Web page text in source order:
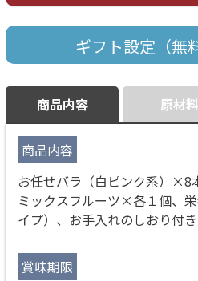
ギフト設定（無
商品内容
商品内容
お任せバラ（白ピンク系）×8
ミックスフルーツ×各１個、
イプ）、お手入れのしおり付き
賞味期限
原材料